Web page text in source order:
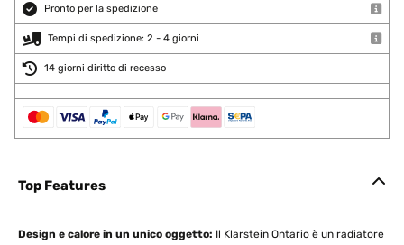
Pronto per la spedizione
Tempi di spedizione: 2 - 4 giorni
14 giorni diritto di recesso
Top Features
Design e calore in un unico oggetto: Il Klarstein Ontario è un radiatore